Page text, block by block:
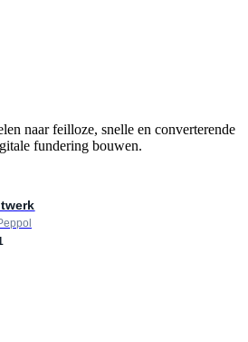
naar feilloze, snelle en converterende
fundering bouwen.